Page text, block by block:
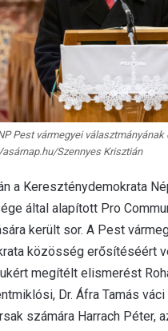
Pest vármegyei választmányának
Szennyes Krisztián
a Kereszténydemokrata
által alapított Pro
került sor. A Pest
közösség erősítéséért
megítélt elismerést
Dr. Áfra Tamás
számára Harrach Péter,